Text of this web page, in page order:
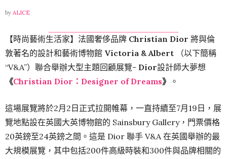
by ALICE
【時尚藝術生活家】法國奢侈品牌 Christian Dior 將與倫
敦著名的設計和藝術博物館 Victoria & Albert （以下簡稱
“V&A”）聯合舉辦大型主題回顧展覽- Dior設計師大夢想
《Christian Dior：Designer of Dreams》 。
這場展覽將於2月2日正式拉開帷幕，一直持續至7月19日，展
覽地點設在英國大英博物館的 Sainsbury Gallery，門票價格
20英鎊至24英鎊之間。這是 Dior 聯手 V&A 在英國舉辦的最
大規模展覽，其中包括200件高級時裝和300件與品牌相關的